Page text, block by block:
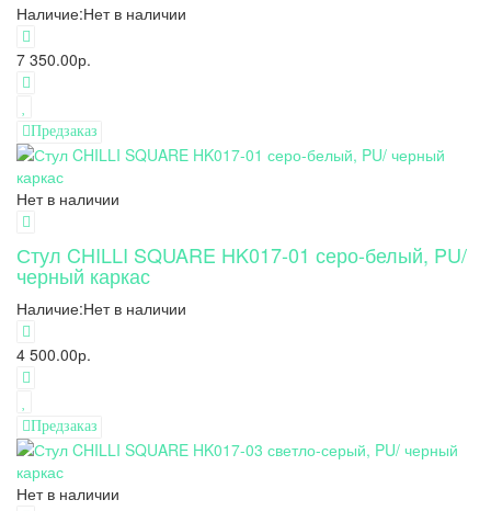
Наличие:Нет в наличии
7 350.00р.
Предзаказ
Нет в наличии
Стул CHILLI SQUARE HK017-01 серо-белый, PU/
черный каркас
Наличие:Нет в наличии
4 500.00р.
Предзаказ
Нет в наличии